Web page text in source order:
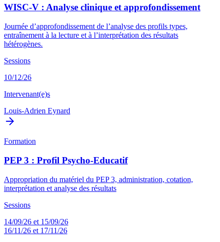
WISC-V : Analyse clinique et approfondissement
Journée d’approfondissement de l’analyse des profils types,
entraînement à la lecture et à l’interprétation des résultats
hétérogènes.
Sessions
10/12/26
Intervenant(e)s
Louis-Adrien Eynard
Formation
PEP 3 : Profil Psycho-Educatif
Appropriation du matériel du PEP 3, administration, cotation,
interprétation et analyse des résultats
Sessions
14/09/26 et 15/09/26
16/11/26 et 17/11/26